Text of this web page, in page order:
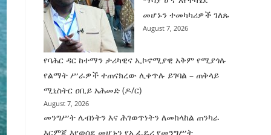
መሆኑን ተመካካሪዎች ገለጹ
August 7, 2026
የባሕር ዳር ከተማን ታሪካዊና ኢኮኖሚያዊ አቅም የሚያጎሉ
የልማት ሥራዎች ተጠናክረው ሊቀጥሉ ይገባል – ጠቅላይ
ሚኒስትር ዐቢይ አሕመድ (ዶ/ር)
August 7, 2026
መንግሥት ሌብነትን እና ሕገወጥነትን ለመከላከል ጠንካራ
እርምጃ እየወሰደ መሆኑን የኢፌዴሪ የመንግሥት